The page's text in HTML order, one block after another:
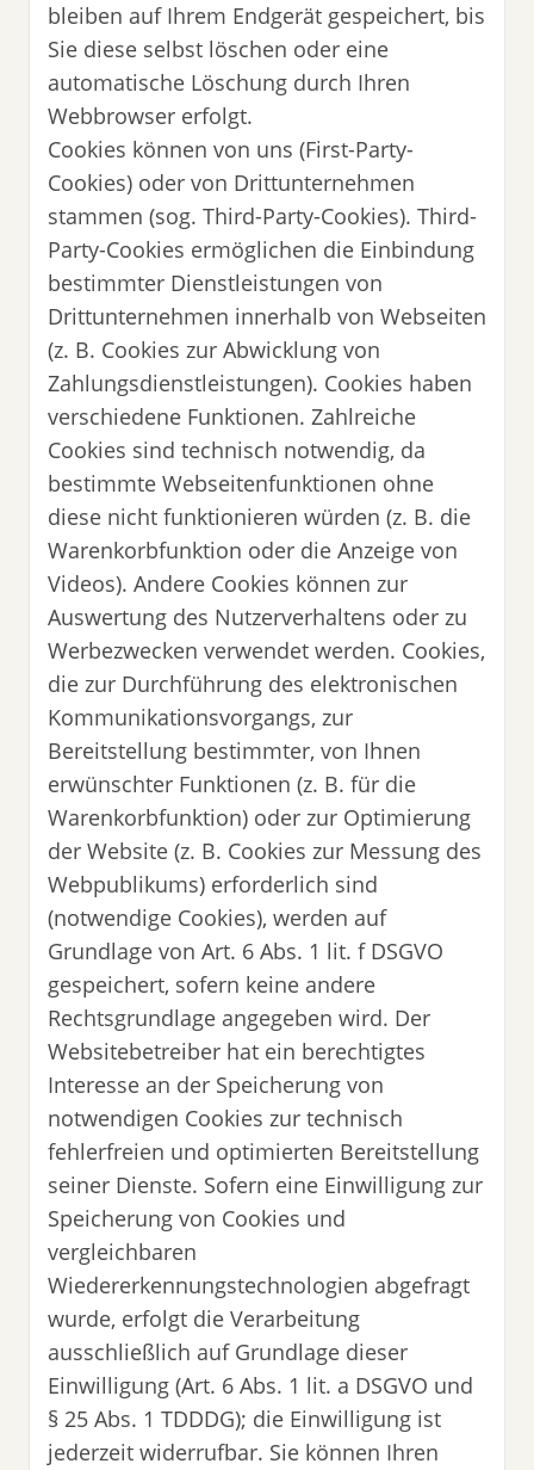
bleiben auf Ihrem Endgerät gespeichert, bis
Sie diese selbst löschen oder eine
automatische Löschung durch Ihren
Webbrowser erfolgt.
Cookies können von uns (First-Party-
Cookies) oder von Drittunternehmen
stammen (sog. Third-Party-Cookies). Third-
Party-Cookies ermöglichen die Einbindung
bestimmter Dienstleistungen von
Drittunternehmen innerhalb von Webseiten
(z. B. Cookies zur Abwicklung von
Zahlungsdienstleistungen). Cookies haben
verschiedene Funktionen. Zahlreiche
Cookies sind technisch notwendig, da
bestimmte Webseitenfunktionen ohne
diese nicht funktionieren würden (z. B. die
Warenkorbfunktion oder die Anzeige von
Videos). Andere Cookies können zur
Auswertung des Nutzerverhaltens oder zu
Werbezwecken verwendet werden. Cookies,
die zur Durchführung des elektronischen
Kommunikationsvorgangs, zur
Bereitstellung bestimmter, von Ihnen
erwünschter Funktionen (z. B. für die
Warenkorbfunktion) oder zur Optimierung
der Website (z. B. Cookies zur Messung des
Webpublikums) erforderlich sind
(notwendige Cookies), werden auf
Grundlage von Art. 6 Abs. 1 lit. f DSGVO
gespeichert, sofern keine andere
Rechtsgrundlage angegeben wird. Der
Websitebetreiber hat ein berechtigtes
Interesse an der Speicherung von
notwendigen Cookies zur technisch
fehlerfreien und optimierten Bereitstellung
seiner Dienste. Sofern eine Einwilligung zur
Speicherung von Cookies und
vergleichbaren
Wiedererkennungstechnologien abgefragt
wurde, erfolgt die Verarbeitung
ausschließlich auf Grundlage dieser
Einwilligung (Art. 6 Abs. 1 lit. a DSGVO und
§ 25 Abs. 1 TDDDG); die Einwilligung ist
jederzeit widerrufbar. Sie können Ihren